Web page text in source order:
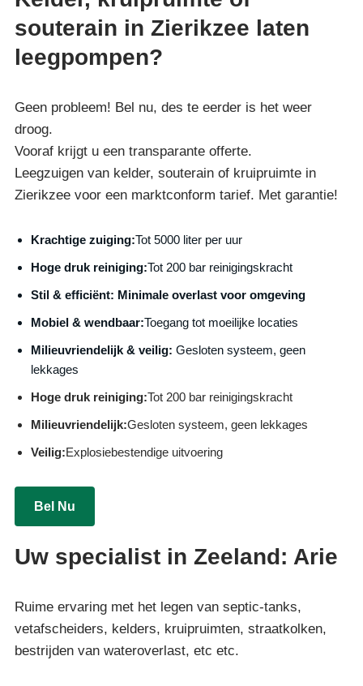
souterain in Zierikzee laten
leegpompen?
Geen probleem! Bel nu, des te eerder is het weer
droog.
Vooraf krijgt u een transparante offerte.
Leegzuigen van kelder, souterain of kruipruimte in
Zierikzee voor een marktconform tarief. Met garantie!
Krachtige zuiging:Tot 5000 liter per uur
Hoge druk reiniging:Tot 200 bar reinigingskracht
Stil & efficiënt: Minimale overlast voor omgeving
Mobiel & wendbaar:Toegang tot moeilijke locaties
Milieuvriendelijk & veilig: Gesloten systeem, geen
lekkages
Hoge druk reiniging:Tot 200 bar reinigingskracht
Milieuvriendelijk:Gesloten systeem, geen lekkages
Veilig:Explosiebestendige uitvoering
Bel Nu
Uw specialist in Zeeland: Arie
Ruime ervaring met het legen van septic-tanks,
vetafscheiders, kelders, kruipruimten, straatkolken,
bestrijden van wateroverlast, etc etc.